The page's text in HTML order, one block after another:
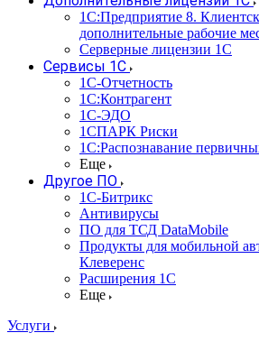
1С:Предприятие 8.
дополнительные рабочие
Серверные лицензии 1С
Сервисы 1С
1С-Отчетность
1С:Контрагент
1С-ЭДО
1СПАРК Риски
1С:Распознавание
Еще
Другое ПО
1С-Битрикс
Антивирусы
ПО для ТСД DataMobile
Продукты для мобильной
Клеверенс
Расширения 1С
Еще
Услуги